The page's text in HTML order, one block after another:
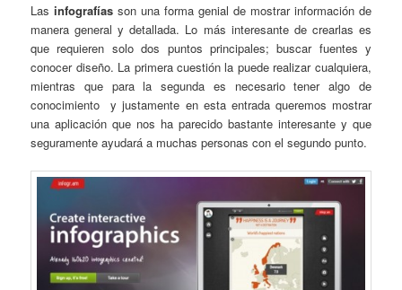
Lasinfografías son una forma genial de mostrar información de
manera general y detallada. Lo más interesante de crearlas es
que requieren solo dos puntos principales; buscar fuentes y
conocer diseño. La primera cuestión la puede realizar cualquiera,
mientras que para la segunda es necesario tener algo de
conocimiento y justamente en esta entrada queremos mostrar
una aplicación que nos ha parecido bastante interesante y que
seguramente ayudará a muchas personas con el segundo punto.